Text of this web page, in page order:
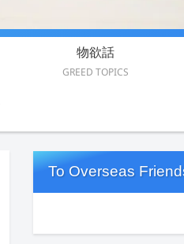
物欲話
GREED TOPICS
To Overseas